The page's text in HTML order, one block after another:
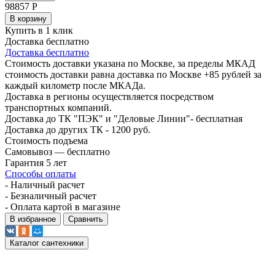
98857 Р
В корзину
Купить в 1 клик
Доставка бесплатно
Доставка бесплатно
Стоимость доставки указана по Москве, за пределы МКАД
стоимость доставки равна доставка по Москве +85 рублей за
каждый километр после МКАДа.
Доставка в регионы осуществляется посредством
транспортных компаний.
Доставка до ТК "ПЭК" и "Деловые Линии"- бесплатная
Доставка до других ТК - 1200 руб.
Стоимость подъема
Самовывоз — бесплатно
Гарантия 5 лет
Способы оплаты
- Наличный расчет
- Безналичный расчет
- Оплата картой в магазине
В избранное Сравнить
Каталог сантехники